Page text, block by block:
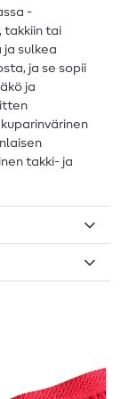
-
takkiin tai
ja sulkea
ja se sopii
ja
takki- ja